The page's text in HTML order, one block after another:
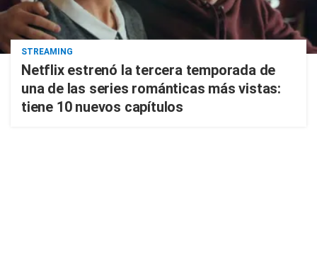
STREAMING
Netflix estrenó la tercera temporada de
una de las series románticas más vistas:
tiene 10 nuevos capítulos